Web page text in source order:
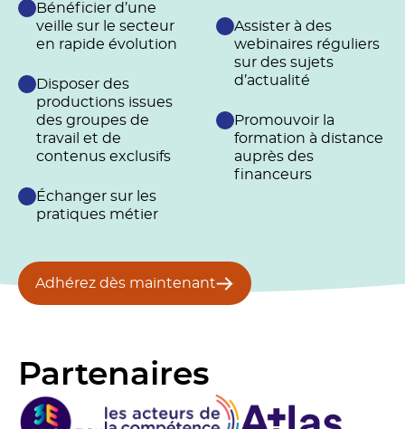
Bénéficier d’une
veille sur le secteur
en rapide évolution
Disposer des
productions issues
des groupes de
travail et de
contenus exclusifs
Échanger sur les
pratiques métier
Assister à des
webinaires réguliers
sur des sujets
d’actualité
Promouvoir la
formation à distance
auprès des
financeurs
Adhérez dès maintenant
Partenaires